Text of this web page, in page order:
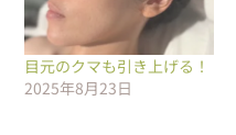
目元のクマも引き上げる！
2025年8月23日